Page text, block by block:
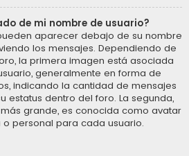
de mi nombre de usuario?
aparecer debajo de su nombre
los mensajes. Dependiendo de
la primera imagen está asociada
generalmente en forma de
indicando la cantidad de mensajes
estatus dentro del foro. La segunda,
grande, es conocida como avatar
personal para cada usuario.